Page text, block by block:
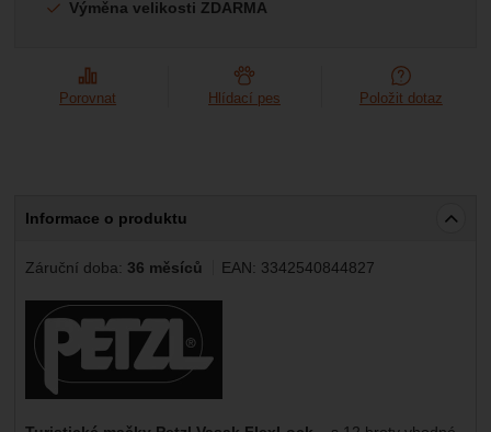
návštěv a zdroje návštěv našich internetových stránek.
souhrnně a anonymně, takže nejsme schopni identifikovat
konkrétní uživatele našeho webu.
Marketingové
Marketingové- abychom vás neobtěžovali nevhodnou
Výměna velikosti ZDARMA
Porovnat Hlídací pes Položit dotaz
Informace o produktu
Záruční doba: 36 měsíců EAN: 3342540844827
Výrobce: